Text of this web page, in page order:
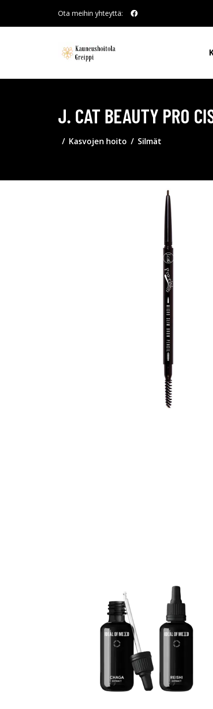
Ota meihin yhteyttä:
J. CAT BEAUTY PRO
Kasvojen hoito Silmät